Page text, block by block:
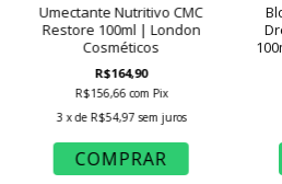
Umectante Nutritivo CMC
Restore 100ml | London
Cosméticos
R$164,90
R$156,66com Pix
3 x de R$54,97 sem juros